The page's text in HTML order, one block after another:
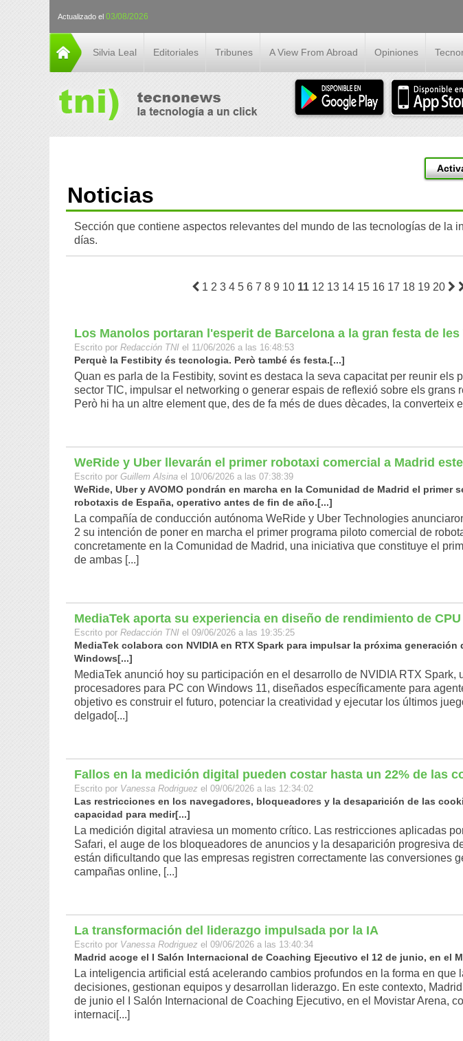
Actualizado el 03/08/2026
Silvia Leal Editoriales Tribunes A View From Abroad Opiniones
Noticias
Sección que contiene aspectos relevantes del mundo de las tecnologías de la
días.
1 2 3 4 5 6 7 8 9 10 11 12 13 14 15 16 17 18 19 20
Los Manolos portaran l'esperit de Barcelona a la gran festa de les
Escrito por Redacción TNI el 11/06/2026 a las 16:48:53
Perquè la Festibity és tecnologia. Però també és festa.[...]
Quan es parla de la Festibity, sovint es destaca la seva capacitat per reunir els
sector TIC, impulsar el networking o generar espais de reflexió sobre els grans
Però hi ha un altre element que, des de fa més de dues dècades, la converteix
WeRide y Uber llevarán el primer robotaxi comercial a Madrid
Escrito por Guillem Alsina el 10/06/2026 a las 07:38:39
WeRide, Uber y AVOMO pondrán en marcha en la Comunidad de Madrid el primer
robotaxis de España, operativo antes de fin de año.[...]
La compañía de conducción autónoma WeRide y Uber Technologies
2 su intención de poner en marcha el primer programa piloto comercial de
concretamente en la Comunidad de Madrid, una iniciativa que constituye el
de ambas [...]
MediaTek aporta su experiencia en diseño de rendimiento de CPU
Escrito por Redacción TNI el 09/06/2026 a las 19:35:25
MediaTek colabora con NVIDIA en RTX Spark para impulsar la próxima generación
Windows[...]
MediaTek anunció hoy su participación en el desarrollo de NVIDIA RTX Spark,
procesadores para PC con Windows 11, diseñados específicamente para
objetivo es construir el futuro, potenciar la creatividad y ejecutar los últimos
delgado[...]
Fallos en la medición digital pueden costar hasta un 22% de las
Escrito por Vanessa Rodriguez el 09/06/2026 a las 12:34:02
Las restricciones en los navegadores, bloqueadores y la desaparición de las
capacidad para medir[...]
La medición digital atraviesa un momento crítico. Las restricciones aplicadas
Safari, el auge de los bloqueadores de anuncios y la desaparición progresiva
están dificultando que las empresas registren correctamente las conversiones
campañas online, [...]
La transformación del liderazgo impulsada por la IA
Escrito por Vanessa Rodriguez el 09/06/2026 a las 13:40:34
Madrid acoge el I Salón Internacional de Coaching Ejecutivo el 12 de junio, en el
La inteligencia artificial está acelerando cambios profundos en la forma en que
decisiones, gestionan equipos y desarrollan liderazgo. En este contexto,
de junio el I Salón Internacional de Coaching Ejecutivo, en el Movistar Arena,
internaci[...]